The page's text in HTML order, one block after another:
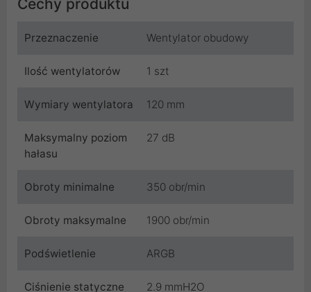
Cechy produktu
Przeznaczenie Wentylator obudowy
Ilość wentylatorów 1 szt
Wymiary wentylatora 120 mm
Maksymalny poziom
hałasu
27 dB
Obroty minimalne 350 obr/min
Obroty maksymalne 1900 obr/min
Podświetlenie ARGB
Ciśnienie statyczne 2.9 mmH2O